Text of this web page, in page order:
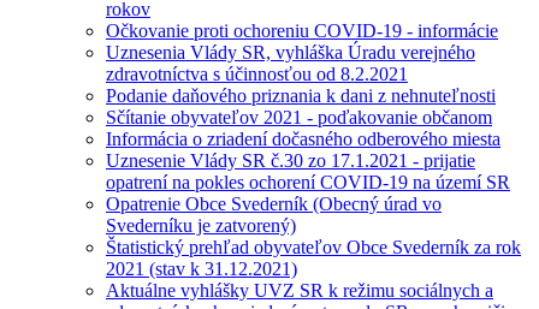
rokov
Očkovanie proti ochoreniu COVID-19 - informácie
Uznesenia Vlády SR, vyhláška Úradu verejného
zdravotníctva s účinnosťou od 8.2.2021
Podanie daňového priznania k dani z nehnuteľnosti
Sčítanie obyvateľov 2021 - poďakovanie občanom
Informácia o zriadení dočasného odberového miesta
Uznesenie Vlády SR č.30 zo 17.1.2021 - prijatie
opatrení na pokles ochorení COVID-19 na území SR
Opatrenie Obce Svederník (Obecný úrad vo
Svederníku je zatvorený)
Štatistický prehľad obyvateľov Obce Svederník za rok
2021 (stav k 31.12.2021)
Aktuálne vyhlášky UVZ SR k režimu sociálnych a